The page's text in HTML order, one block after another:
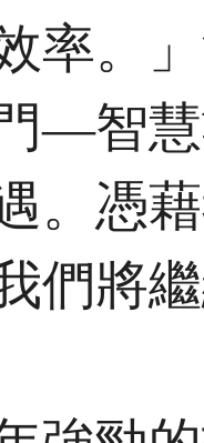
率。
—智
。憑
們將